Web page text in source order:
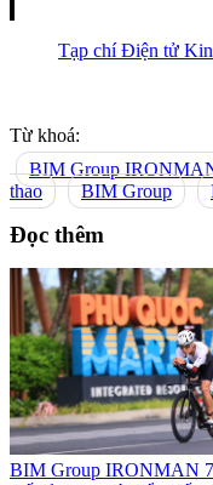
Tạp chí Điện tử
Từ khoá:
BIM Group
thao
BIM Group
Đọc thêm
BIM Group IRONMAN